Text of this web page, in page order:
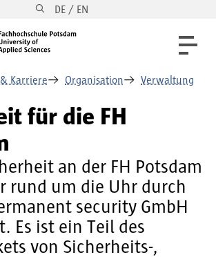
DE / EN
Karriere Organisation
Verwaltung
für die FH
an der FH Potsdam
rund um die Uhr durch
security GmbH
Es ist ein Teil des
von Sicherheits-,